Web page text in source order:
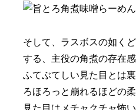
そして、ラスボスの如く
する、主役の角煮の存在
ふてぶてしい見た目とは
ろほろっと崩れるほどの柔
見た目はメチャクチャ怖